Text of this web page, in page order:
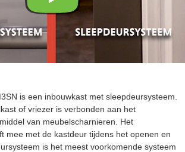
is een inbouwkast met sleepdeursysteem.
of vriezer is verbonden aan het
van meubelscharnieren. Het
mee met de kastdeur tijdens het openen en
is het meest voorkomende systeem